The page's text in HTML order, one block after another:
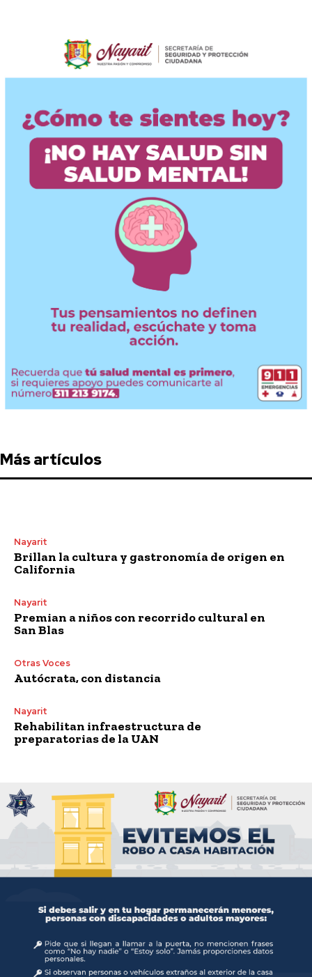
Más artículos
Nayarit
Brillan la cultura y gastronomía de origen en
California
Nayarit
Premian a niños con recorrido cultural en
San Blas
Otras Voces
Autócrata, con distancia
Nayarit
Rehabilitan infraestructura de
preparatorias de la UAN